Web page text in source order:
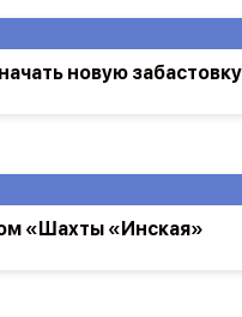
«Шахты «Инская»
новую